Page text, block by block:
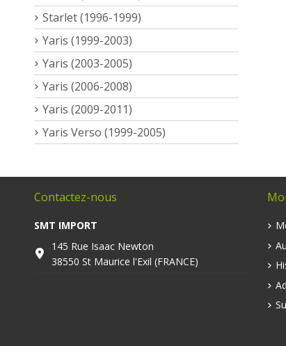
Starlet (1996-1999)
Yaris (1999-2003)
Yaris (2003-2005)
Yaris (2006-2008)
Yaris (2009-2011)
Yaris Verso (1999-2005)
Contactez-nous
SMT IMPORT
145 Rue Isaac Newton
38550 St Maurice l'Exil (FRANCE)